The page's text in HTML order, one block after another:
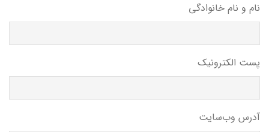
نام و نام خانوادگی
پست الکترونیک
آدرس وب‌سایت